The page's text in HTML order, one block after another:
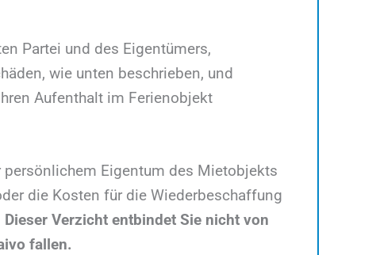
Partei und des Eigentümers,
wie unten beschrieben, und
Aufenthalt im Ferienobjekt
Eigentum des Mietobjekts
die Kosten für die Wiederbeschaffung
Dieser Verzicht entbindet Sie nicht von
fallen.